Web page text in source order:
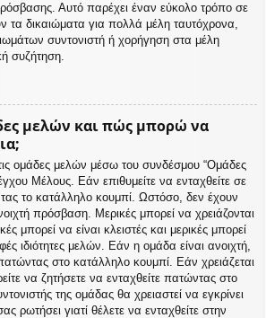
Αυτό παρέχει έναν εύκολο τρόπο σε
τα δικαιώματα για πολλά μέλη ταυτόχρονα,
συντονιστή ή χορήγηση στα μέλη
συζήτηση.
μελών και πώς μπορώ να
ομάδες μελών μέσω του συνδέσμου “Ομάδες
Μέλους. Εάν επιθυμείτε να ενταχθείτε σε
το κατάλληλο κουμπί. Ωστόσο, δεν έχουν
πρόσβαση. Μερικές μπορεί να χρειάζονται
μπορεί να είναι κλειστές και μερικές μπορεί
ιδιότητες μελών. Εάν η ομάδα είναι ανοιχτή,
στο κατάλληλο κουμπί. Εάν χρειάζεται
να ζητήσετε να ενταχθείτε πατώντας στο
της ομάδας θα χρειαστεί να εγκρίνει
ρωτήσει γιατί θέλετε να ενταχθείτε στην